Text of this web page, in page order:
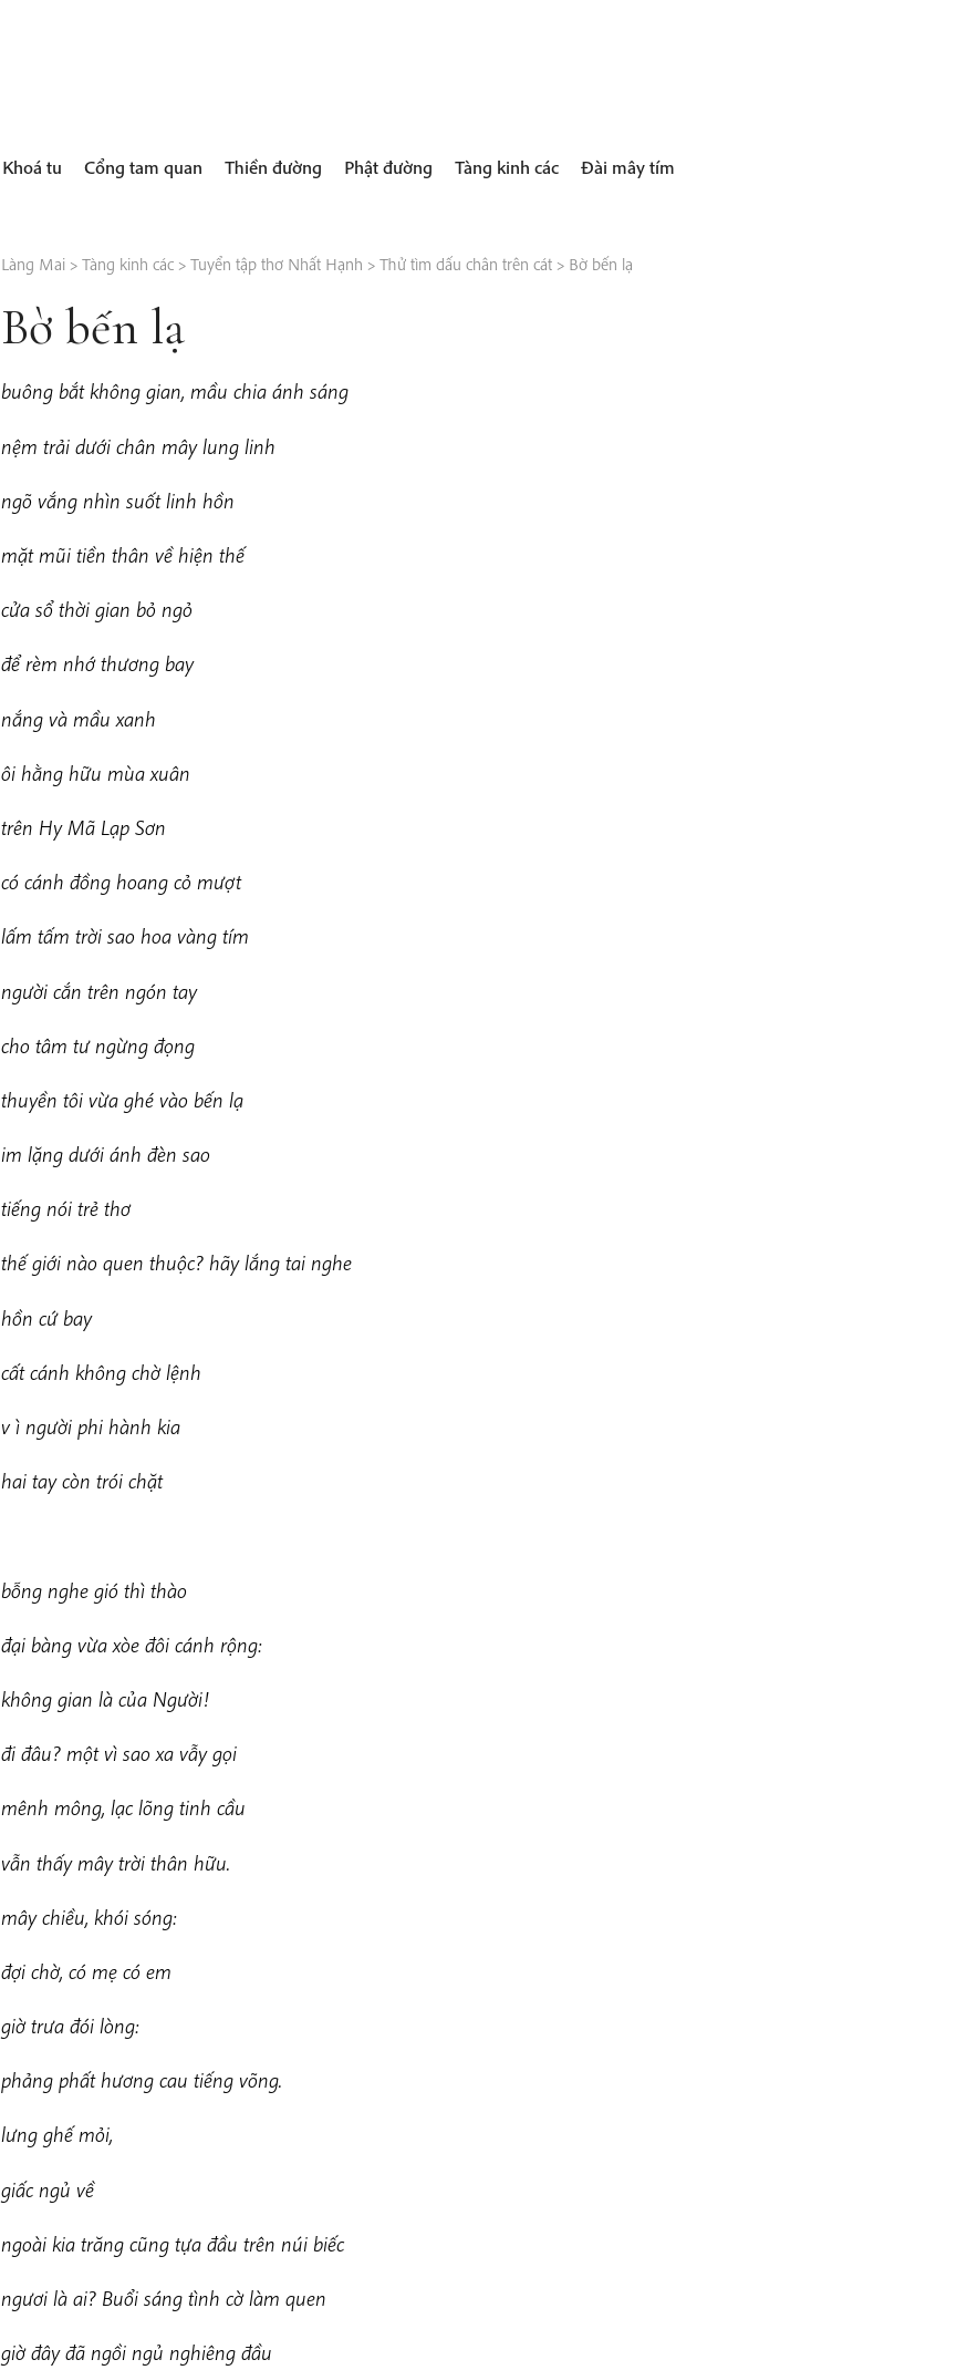
Khoá tu Cổng tam quan Thiền đường Phật đường Tàng kinh các Đài mây tím
Làng Mai> Tàng kinh các> Tuyển tập thơ Nhất Hạnh > Thử tìm dấu chân trên cát> Bờ bến lạ
Bờ bến lạ
buông bắt không gian, mầu chia ánh sáng
nệm trải dưới chân mây lung linh
ngõ vắng nhìn suốt linh hồn
mặt mũi tiền thân về hiện thế
cửa sổ thời gian bỏ ngỏ
để rèm nhớ thương bay
nắng và mầu xanh
ôi hằng hữu mùa xuân
trên Hy Mã Lạp Sơn
có cánh đồng hoang cỏ mượt
lấm tấm trời sao hoa vàng tím
người cắn trên ngón tay
cho tâm tư ngừng đọng
thuyền tôi vừa ghé vào bến lạ
im lặng dưới ánh đèn sao
tiếng nói trẻ thơ
thế giới nào quen thuộc? hãy lắng tai nghe
hồn cứ bay
cất cánh không chờ lệnh
vì người phi hành kia
hai tay còn trói chặt
bỗng nghe gió thì thào
đại bàng vừa xòe đôi cánh rộng:
không gian là của Người!
đi đâu? một vì sao xa vẫy gọi
mênh mông, lạc lõng tinh cầu
vẫn thấy mây trời thân hữu.
mây chiều, khói sóng:
đợi chờ, có mẹ có em
giờ trưa đói lòng:
phảng phất hương cau tiếng võng.
lưng ghế mỏi,
giấc ngủ về
ngoài kia trăng cũng tựa đầu trên núi biếc
ngươi là ai? Buổi sáng tình cờ làm quen
giờ đây đã ngồi ngủ nghiêng đầu